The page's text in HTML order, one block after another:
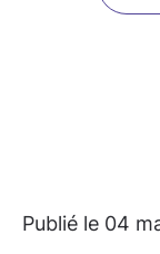
Publié le 04